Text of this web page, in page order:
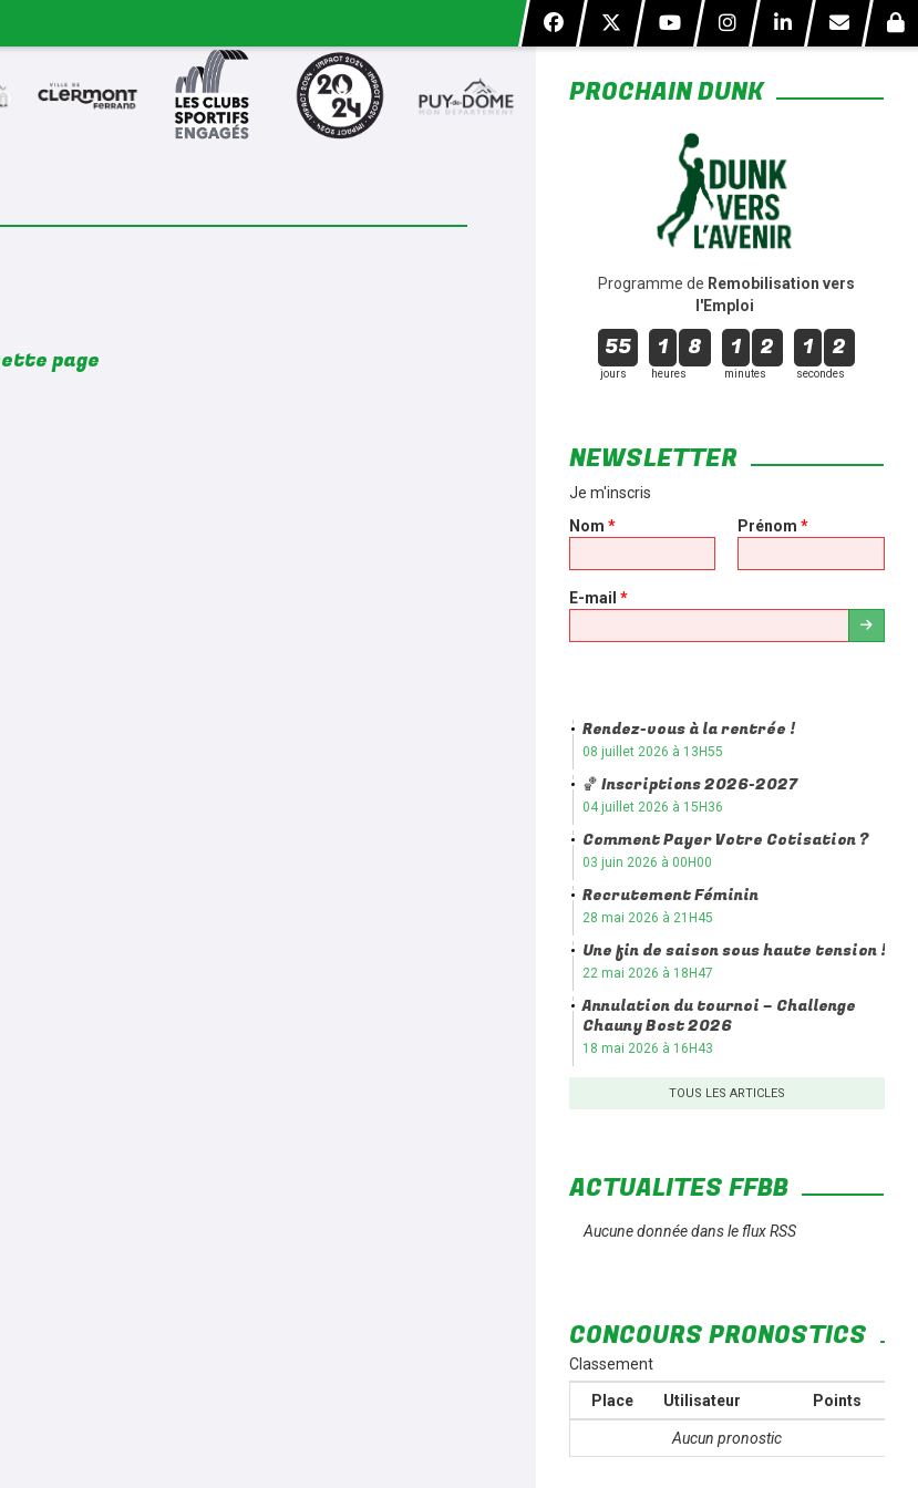
page
PROCHAIN DUNK
Programme de Remobilisation vers
l'Emploi
55
jours
1 8
heures
1 2
minutes
1 1
secondes
NEWSLETTER
Je m'inscris
Nom * Prénom*
E-mail *
Rendez-vous à la rentrée !
08 juillet 2026 à 13H55
🏀 Inscriptions 2026-2027
04 juillet 2026 à 15H36
Comment Payer Votre Cotisation ?
03 juin 2026 à 00H00
Recrutement Féminin
28 mai 2026 à 21H45
Une fin de saison sous haute tension !
22 mai 2026 à 18H47
Annulation du tournoi – Challenge
Chauny Bost 2026
18 mai 2026 à 16H43
TOUS LES ARTICLES
ACTUALITÉS FFBB
Aucune donnée dans le flux RSS
CONCOURS PRONOSTICS
Classement
Place Utilisateur Points
Aucun pronostic